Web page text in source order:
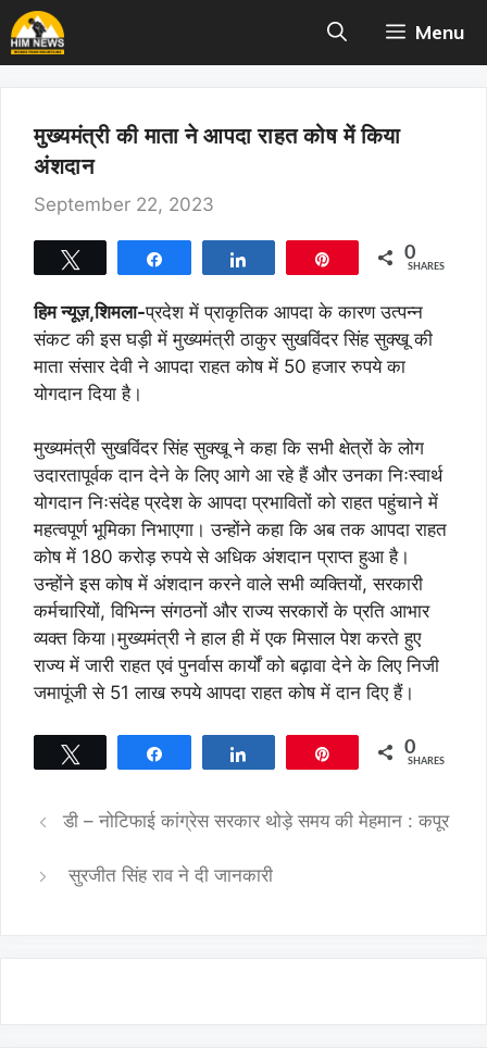
Skip
to
content
Menu
मुख्यमंत्री की माता ने आपदा राहत कोष में किया
अंशदान
September 22, 2023
0
SHARES
हिम न्यूज़,शिमला-प्रदेश में प्राकृतिक आपदा के कारण उत्पन्न
संकट की इस घड़ी में मुख्यमंत्री ठाकुर सुखविंदर सिंह सुक्खू की
माता संसार देवी ने आपदा राहत कोष में 50 हजार रुपये का
योगदान दिया है।
मुख्यमंत्री सुखविंदर सिंह सुक्खू ने कहा कि सभी क्षेत्रों के लोग
उदारतापूर्वक दान देने के लिए आगे आ रहे हैं और उनका निःस्वार्थ
योगदान निःसंदेह प्रदेश के आपदा प्रभावितों को राहत पहुंचाने में
महत्वपूर्ण भूमिका निभाएगा। उन्होंने कहा कि अब तक आपदा राहत
कोष में 180 करोड़ रुपये से अधिक अंशदान प्राप्त हुआ है।
उन्होंने इस कोष में अंशदान करने वाले सभी व्यक्तियों, सरकारी
कर्मचारियों, विभिन्न संगठनों और राज्य सरकारों के प्रति आभार
व्यक्त किया।मुख्यमंत्री ने हाल ही में एक मिसाल पेश करते हुए
राज्य में जारी राहत एवं पुनर्वास कार्यों को बढ़ावा देने के लिए निजी
जमापूंजी से 51 लाख रुपये आपदा राहत कोष में दान दिए हैं।
0
SHARES
डी – नोटिफाई कांग्रेस सरकार थोड़े समय की मेहमान : कपूर
सुरजीत सिंह राव ने दी जानकारी